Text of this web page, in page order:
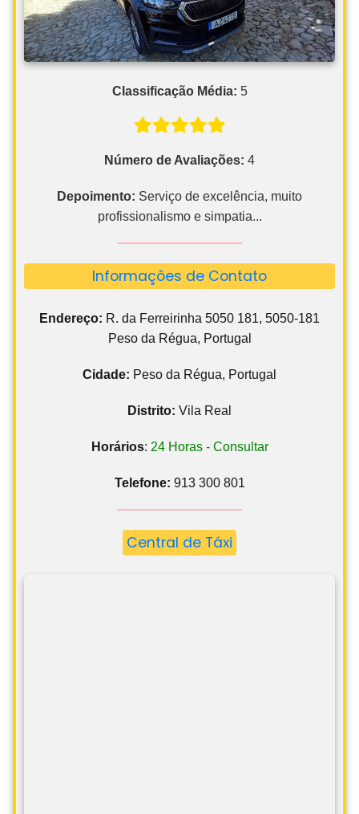
Classificação Média: 5
Número de Avaliações: 4
Depoimento: Serviço de excelência, muito
profissionalismo e simpatia...
Informações de Contato
Endereço: R. da Ferreirinha 5050 181, 5050-181
Peso da Régua, Portugal
Cidade: Peso da Régua, Portugal
Distrito: Vila Real
Horários: 24 Horas - Consultar
Telefone: 913 300 801
Central de Táxi